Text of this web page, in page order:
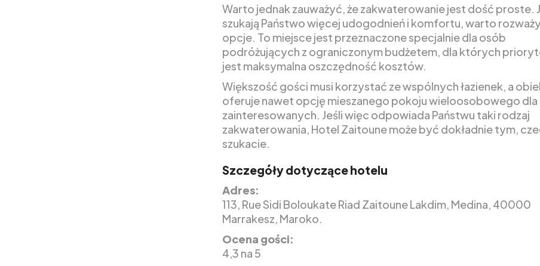
Warto jednak zauważyć, że zakwaterowanie jest dość proste.
szukają Państwo więcej udogodnień i komfortu, warto
opcje. To miejsce jest przeznaczone specjalnie dla osób
podróżujących z ograniczonym budżetem, dla których
jest maksymalna oszczędność kosztów.
Większość gości musi korzystać ze wspólnych łazienek, a
oferuje nawet opcję mieszanego pokoju wieloosobowego dla
zainteresowanych. Jeśli więc odpowiada Państwu taki rodzaj
zakwaterowania, Hotel Zaitoune może być dokładnie tym,
szukacie.
Szczegóły dotyczące hotelu
Adres:
113, Rue Sidi Boloukate Riad Zaitoune Lakdim, Medina, 40000
Marrakesz, Maroko.
Ocena gości:
4,3 na 5